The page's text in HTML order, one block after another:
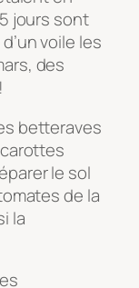
jours sont
voile les
des
betteraves
le sol
de la
la